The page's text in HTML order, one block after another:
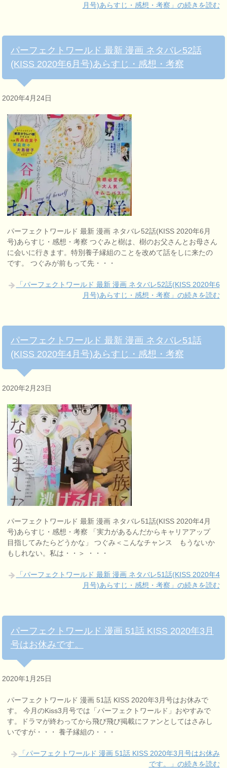
月号)あらすじ・感想・考察」の続きを読む
パーフェクトワールド 最新 漫画 ネタバレ52話
(KISS 2020年6月号)あらすじ・感想・考察
2020年4月24日
パーフェクトワールド 最新 漫画 ネタバレ52話(KISS 2020年6月
号)あらすじ・感想・考察 つぐみと樹は、樹のお父さんとお母さん
に会いに行きます。特別養子縁組のことを改めて話をしに来たの
です。 つぐみが前もって先・・・
「パーフェクトワールド 最新 漫画 ネタバレ52話(KISS 2020年6
月号)あらすじ・感想・考察」の続きを読む
パーフェクトワールド 最新 漫画 ネタバレ51話
(KISS 2020年4月号)あらすじ・感想・考察
2020年2月23日
パーフェクトワールド 最新 漫画 ネタバレ51話(KISS 2020年4月
号)あらすじ・感想・考察 「実力があるんだからキャリアアップ
目指してみたらどうかな」 つぐみ＜こんなチャンス もうないか
もしれない。私は・・＞ ・・・
「パーフェクトワールド 最新 漫画 ネタバレ51話(KISS 2020年4
月号)あらすじ・感想・考察」の続きを読む
パーフェクトワールド 漫画 51話 KISS 2020年3月
号はお休みです。
2020年1月25日
パーフェクトワールド 漫画 51話 KISS 2020年3月号はお休みで
す。 今月のKiss3月号では「パーフェクトワールド」おやすみで
す。ドラマが終わってから飛び飛び掲載にファンとしてはさみし
いですが・・・ 養子縁組の・・・
「パーフェクトワールド 漫画 51話 KISS 2020年3月号はお休み
です。」の続きを読む